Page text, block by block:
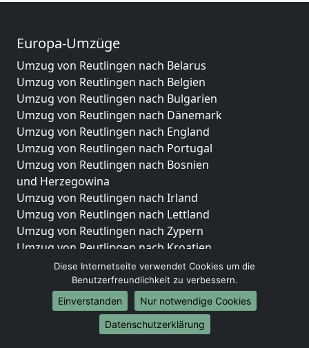
Europa-Umzüge
Umzug von Reutlingen nach Belarus
Umzug von Reutlingen nach Belgien
Umzug von Reutlingen nach Bulgarien
Umzug von Reutlingen nach Dänemark
Umzug von Reutlingen nach England
Umzug von Reutlingen nach Portugal
Umzug von Reutlingen nach Bosnien
und Herzegowina
Umzug von Reutlingen nach Irland
Umzug von Reutlingen nach Lettland
Umzug von Reutlingen nach Zypern
Umzug von Reutlingen nach Kroatien
Umzug von Reutlingen nach Estland
Umzug von Reutlingen nach Finnland
Umzug von Reutlingen nach Frankreich
Umzug von Reutlingen nach Griechenland
Umzug von Reutlingen nach Italien
Diese Internetseite verwendet Cookies um die
Benutzerfreundlichkeit zu verbessern.
Einverstanden
Nur notwendige Cookies
Datenschutzerklärung